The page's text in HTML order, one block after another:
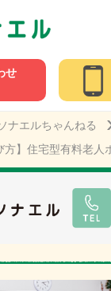
せ
ナエルちゃんねる
方】住宅型有料老人